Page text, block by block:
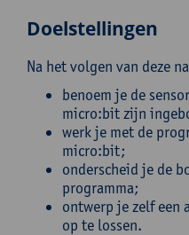
Doelstellingen
Na het volgen van deze
benoem je de
micro:bit zijn
werk je met de
micro:bit;
onderscheid je de
programma;
ontwerp je zelf een
op te lossen.